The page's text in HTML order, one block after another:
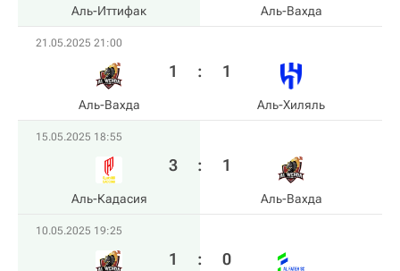
Аль-Иттифак Аль-Вахда
21.05.2025 21:00
Аль-Вахда
1 : 1
Аль-Хиляль
15.05.2025 18:55
Аль-Кадасия
3 : 1
Аль-Вахда
10.05.2025 19:25
1 : 0